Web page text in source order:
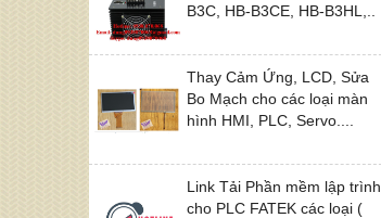
B3C, HB-B3CE, HB-B3HL,..
Thay Cảm Ứng, LCD, Sửa
Bo Mạch cho các loại màn
hình HMI, PLC, Servo....
Link Tải Phần mềm lập trình
cho PLC FATEK các loại (